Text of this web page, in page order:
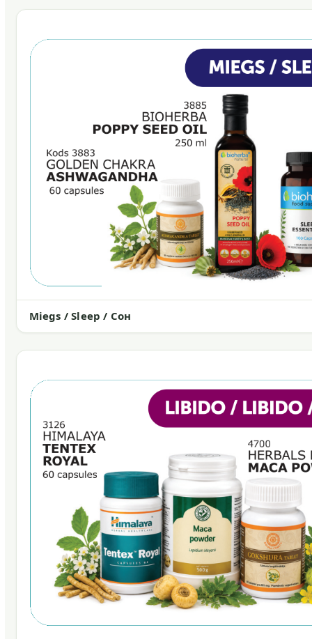
Miegs / Sleep / Сон